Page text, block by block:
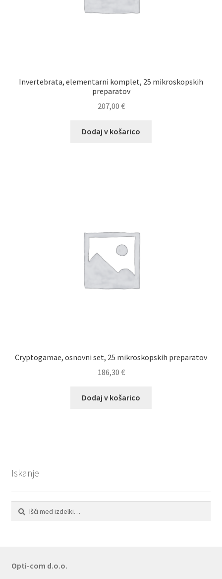
Invertebrata, elementarni komplet, 25 mikroskopskih
preparatov
207,00 €
Dodaj v košarico
Cryptogamae, osnovni set, 25 mikroskopskih preparatov
186,30 €
Dodaj v košarico
Iskanje
Išči:
Iskanje
Opti-com d.o.o.